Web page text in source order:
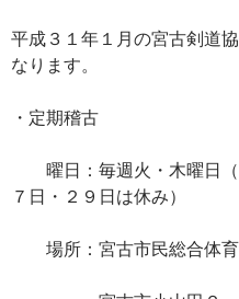
平成３１年１月の宮古剣道
なります。
・定期稽古
曜日：毎週火・木曜日（
７日・２９日は休み）
場所：宮古市民総合体